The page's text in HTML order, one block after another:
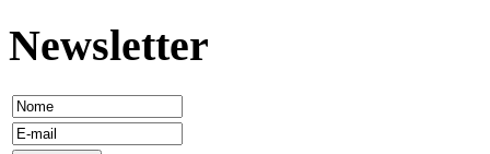
Newsletter